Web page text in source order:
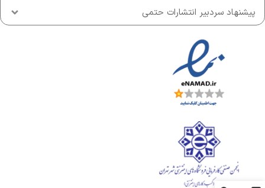
پیشنهاد سردبیر انتشارات حتمی